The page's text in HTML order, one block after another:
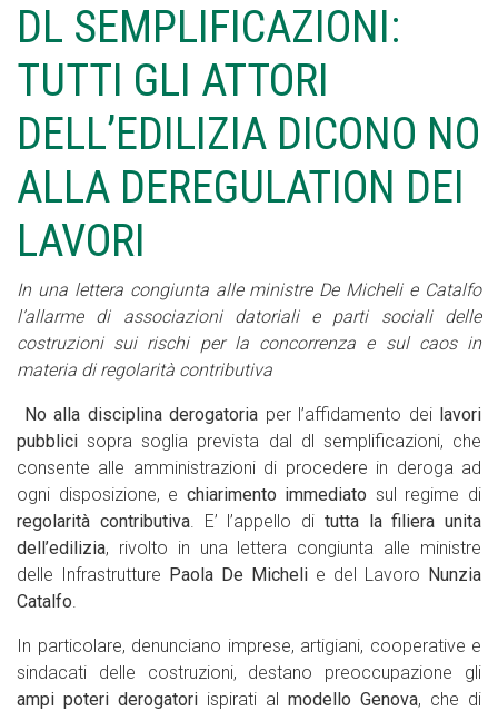
DL SEMPLIFICAZIONI:
TUTTI GLI ATTORI
DELL’EDILIZIA DICONO NO
ALLA DEREGULATION DEI
LAVORI
In una lettera congiunta alle ministre De Micheli e Catalfo
l’allarme di associazioni datoriali e parti sociali delle
costruzioni sui rischi per la concorrenza e sul caos in
materia di regolarità contributiva
No alla disciplina derogatoria per l’affidamento dei lavori
pubblici sopra soglia prevista dal dl semplificazioni, che
consente alle amministrazioni di procedere in deroga ad
ogni disposizione, e chiarimento immediato sul regime di
regolarità contributiva. E’ l’appello di tutta la filiera unita
dell’edilizia, rivolto in una lettera congiunta alle ministre
delle Infrastrutture Paola De Micheli e del Lavoro Nunzia
Catalfo.
In particolare, denunciano imprese, artigiani, cooperative e
sindacati delle costruzioni, destano preoccupazione gli
ampi poteri derogatori ispirati al modello Genova, che di